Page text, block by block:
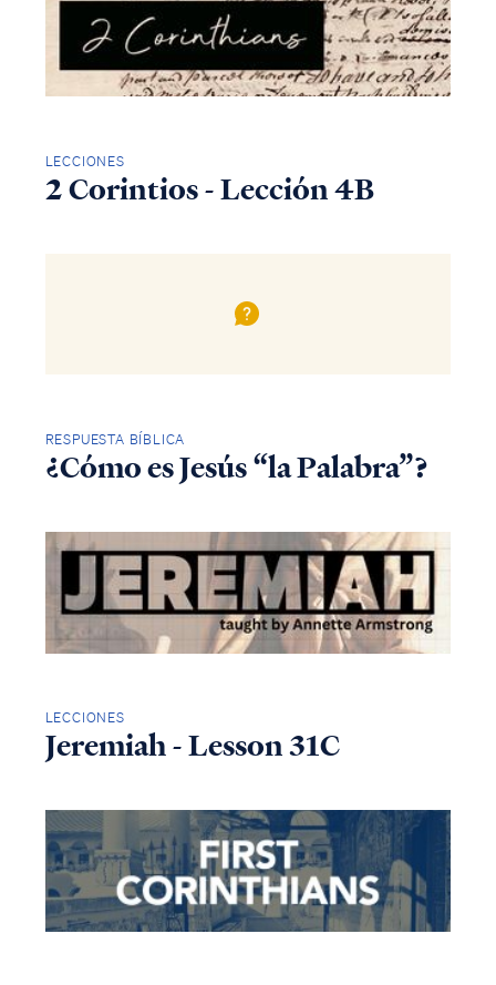
LECCIONES
2 Corintios - Lección 4B
RESPUESTA BÍBLICA
¿Cómo es Jesús “la Palabra”?
LECCIONES
Jeremiah - Lesson 31C